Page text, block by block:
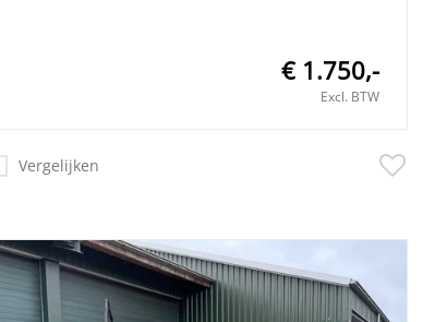
€ 1.750,-
Excl. BTW
Vergelijken